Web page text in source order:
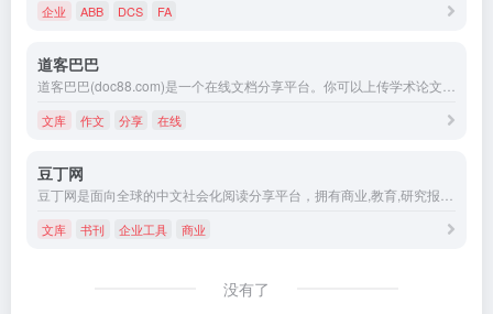
企业 ABB DCS FA
道客巴巴
文库 作文 分享 在线
豆丁网
文库 书刊 企业工具 商业
没有了